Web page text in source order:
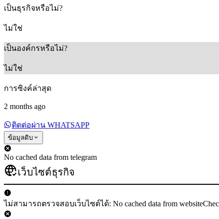
เป็นธุรกิจหรือไม่?
ไม่ใช่
เป็นองค์กรหรือไม่?
ไม่ใช่
การซิงค์ล่าสุด
2 months ago
ติดต่อผ่าน WHATSAPP
ข้อมูลดิบ
No cached data from telegram
เว็บไซต์ธุรกิจ
ไม่สามารถตรวจสอบเว็บไซต์ได้: No cached data from